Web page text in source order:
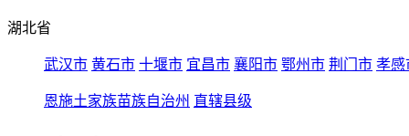
湖北省
武汉市 黄石市 十堰市 宜昌市 襄阳市 鄂州市 荆门市 孝感
恩施土家族苗族自治州 直辖县级